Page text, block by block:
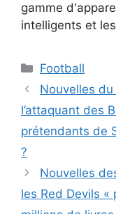
gamme
intelligents et
Catégories
Football
Nouvelles
l’attaquant des
prétendants de
?
Nouvelles
les Red Devils